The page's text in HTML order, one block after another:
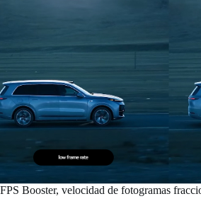
FPS Booster, velocidad de fotogramas